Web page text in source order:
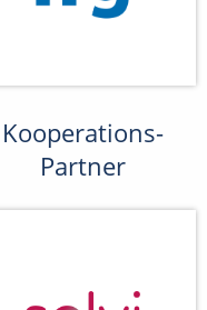
Kooperations-
Partner